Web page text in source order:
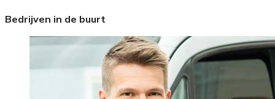
Bedrijven in de buurt